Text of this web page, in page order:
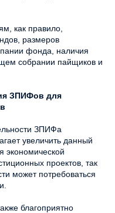
как правило,
размеров
фонда, наличия
собрании пайщиков и
ЗПИФов для
ЗПИФа
увеличить данный
экономической
проектов, так
может потребоваться
благоприятно